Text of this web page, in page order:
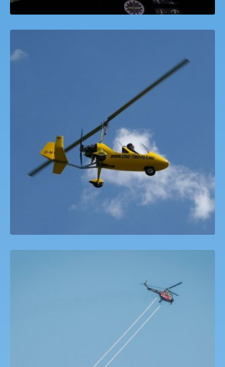
Autogyro pilótaképzés
HELIBUNGEE!
127,000